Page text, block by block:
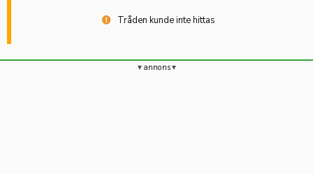
Tråden kunde inte hittas
annons